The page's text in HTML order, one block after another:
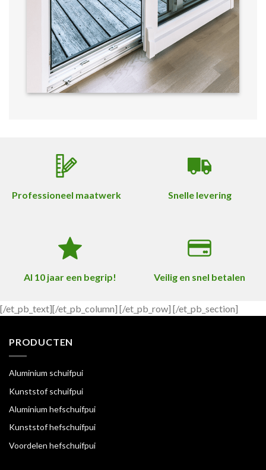
Professioneel maatwerk Snelle levering
Al 10 jaar een begrip! Veilig en snel betalen
[/et_pb_text][/et_pb_column] [/et_pb_row] [/et_pb_section]
PRODUCTEN
Aluminium schuifpui
Kunststof schuifpui
Aluminium hefschuifpui
Kunststof hefschuifpui
Voordelen hefschuifpui